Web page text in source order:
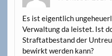
Es ist eigentlich
Verwaltung da leistet. Ist
Straftatbestand der
bewirkt werden kann?